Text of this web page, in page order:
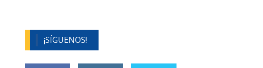
¡SÍGUENOS!